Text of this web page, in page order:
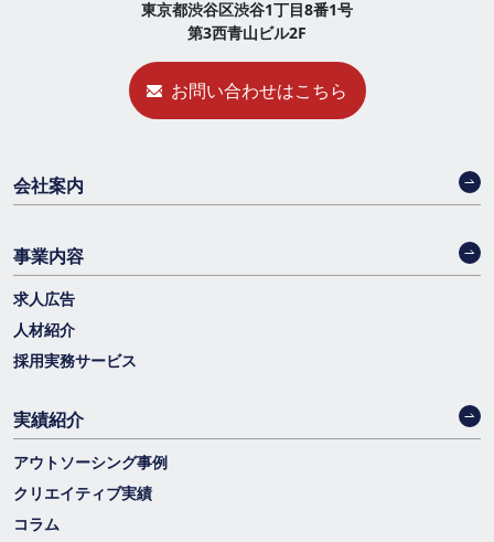
東京都渋谷区渋谷1丁目8番1号
第3西青山ビル2F
お問い合わせはこちら
会社案内
事業内容
求人広告
人材紹介
採用実務サービス
実績紹介
アウトソーシング事例
クリエイティブ実績
コラム